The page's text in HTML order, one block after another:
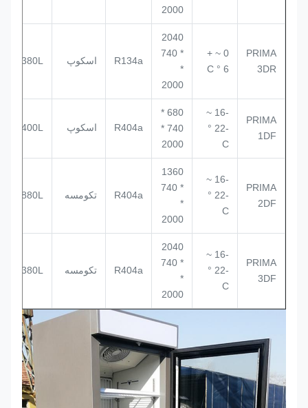
2000
PRIMA
3DR
0 ~ +
6 ° C
2040
* 740
*
2000
R134a اسکوپ 1380L
PRIMA
1DF
-16 ~
-22 °
C
680 *
740 *
2000
R404a اسکوپ 400L
PRIMA
2DF
-16 ~
-22 °
C
1360
* 740
*
2000
R404a تكومسه 880L
PRIMA
3DF
-16 ~
-22 °
C
2040
* 740
*
2000
R404a تكومسه 1380L